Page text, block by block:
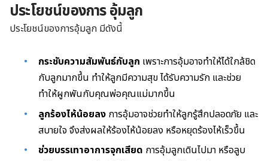
ประโยชน์ของการ อุ้มลูก
ประโยชน์ของการอุ้มลูก มีดังนี้
กระชับความสัมพันธ์กับลูก เพราะการอุ้มอาจทำให้ได้ใกล้ชิด
กับลูกมากขึ้น ทำให้ลูกมีความสุข ได้รับความรัก และช่วย
ทำให้ผูกพันกับคุณพ่อคุณแม่มากขึ้น
ลูกร้องไห้น้อยลง การอุ้มอาจช่วยทำให้ลูกรู้สึกปลอดภัย และ
สบายใจ จึงส่งผลให้ร้องไห้น้อยลง หรือหยุดร้องไห้เร็วขึ้น
ช่วยบรรเทาอาการจุกเสียด การอุ้มลูกเดินไปมา หรือลูบ